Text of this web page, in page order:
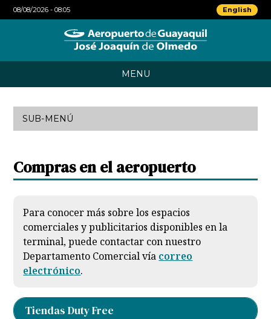
08/08/2026 - 08:05 English
MENU
VUELOS
COMERCIOS
AEROLÍNEAS
TAGSA
SUB-MENÚ
Compras en el aeropuerto
Para conocer más sobre los espacios
comerciales y publicitarios disponibles en la
terminal, puede contactar con nuestro
Departamento Comercial vía correo
electrónico.
Tiendas Duty Free